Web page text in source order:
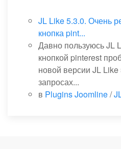
JL Like 5.3.0. Очень
кнопка pint...
Давно пользуюсь JL
кнопкой pinterest
новой версии JL Like
запросах...
в Plugins Joomline/